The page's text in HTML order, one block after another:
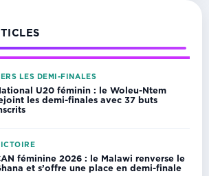
LES DEMI-FINALES
U20 féminin : le Woleu-Ntem
les demi-finales avec 37 buts
féminine 2026 : le Malawi renverse le
et s’offre une place en demi-finale